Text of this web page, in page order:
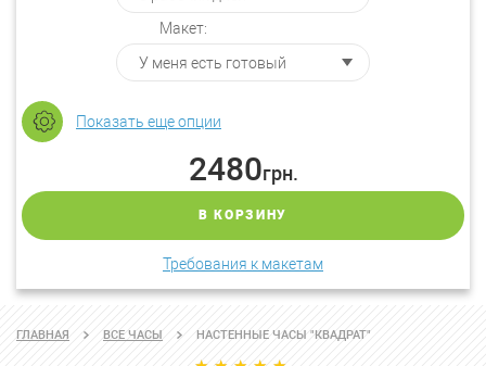
Макет:
Показать еще опции
2480грн.
В КОРЗИНУ
Требования к макетам
ГЛАВНАЯ ВСЕ ЧАСЫ НАСТЕННЫЕ ЧАСЫ "КВАДРАТ"